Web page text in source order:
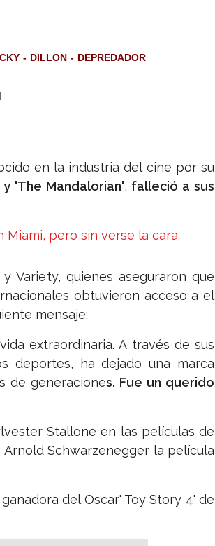
DILLON
DEPREDADOR
en la industria del cine por su
'The Mandalorian', falleció a sus
Miami, pero sin verse la cara
Variety, quienes aseguraron que
obtuvieron acceso a el
mensaje:
extraordinaria. A través de sus
deportes, ha dejado una marca
de generaciones. Fue un querido
Stallone en las películas de
Schwarzenegger la película
del Oscar' Toy Story 4' de